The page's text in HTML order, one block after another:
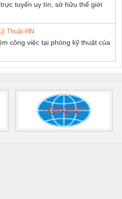
tuyến uy tín, sở hữu thế giới
Thuật-HN
công việc tại phòng kỹ thuật của